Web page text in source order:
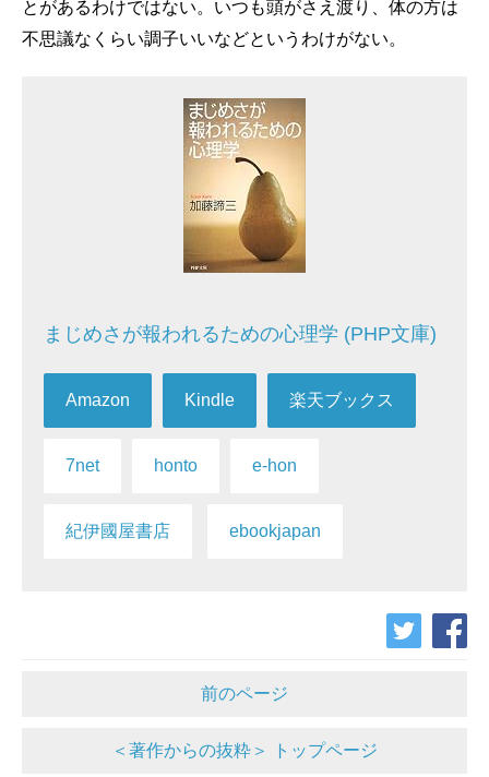
とがあるわけではない。いつも頭がさえ渡り、体の方は
不思議なくらい調子いいなどというわけがない。
まじめさが報われるための心理学 (PHP文庫)
Amazon Kindle 楽天ブックス
7net honto e-hon
紀伊國屋書店 ebookjapan
前のページ
＜著作からの抜粋＞ トップページ